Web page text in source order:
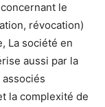
le
révocation)
La société en
aussi par la
la complexité de